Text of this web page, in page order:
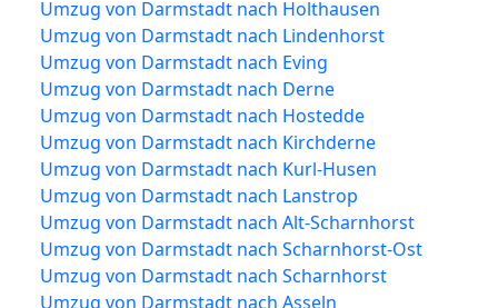
Umzug von Darmstadt nach Holthausen
Umzug von Darmstadt nach Lindenhorst
Umzug von Darmstadt nach Eving
Umzug von Darmstadt nach Derne
Umzug von Darmstadt nach Hostedde
Umzug von Darmstadt nach Kirchderne
Umzug von Darmstadt nach Kurl-Husen
Umzug von Darmstadt nach Lanstrop
Umzug von Darmstadt nach Alt-Scharnhorst
Umzug von Darmstadt nach Scharnhorst-Ost
Umzug von Darmstadt nach Scharnhorst
Umzug von Darmstadt nach Asseln